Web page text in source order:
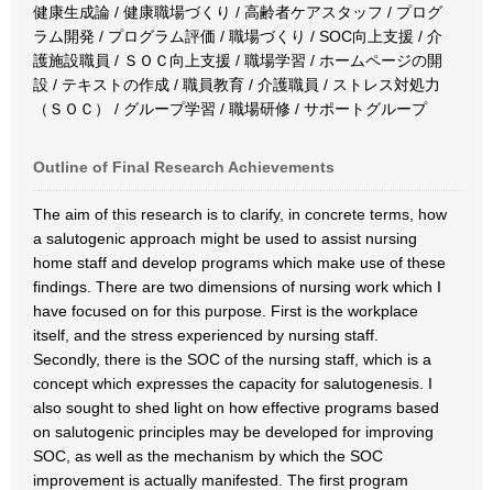
健康生成論 / 健康職場づくり / 高齢者ケアスタッフ / プログ
ラム開発 / プログラム評価 / 職場づくり / SOC向上支援 / 介
護施設職員 / ＳＯＣ向上支援 / 職場学習 / ホームページの開
設 / テキストの作成 / 職員教育 / 介護職員 / ストレス対処力
（ＳＯＣ） / グループ学習 / 職場研修 / サポートグループ
Outline of Final Research Achievements
The aim of this research is to clarify, in concrete terms, how
a salutogenic approach might be used to assist nursing
home staff and develop programs which make use of these
findings. There are two dimensions of nursing work which I
have focused on for this purpose. First is the workplace
itself, and the stress experienced by nursing staff.
Secondly, there is the SOC of the nursing staff, which is a
concept which expresses the capacity for salutogenesis. I
also sought to shed light on how effective programs based
on salutogenic principles may be developed for improving
SOC, as well as the mechanism by which the SOC
improvement is actually manifested. The first program